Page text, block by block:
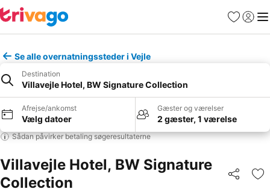
Favoritter
Log ind
Se alle overnatningssteder i Vejle
Destination
Villavejle Hotel, BW Signature Collection
Afrejse/ankomst
Vælg datoer
Gæster og værelser
2 gæster, 1 værelse
Sådan påvirker betaling søgeresultaterne
Villavejle Hotel, BW Signature
Collection
Del